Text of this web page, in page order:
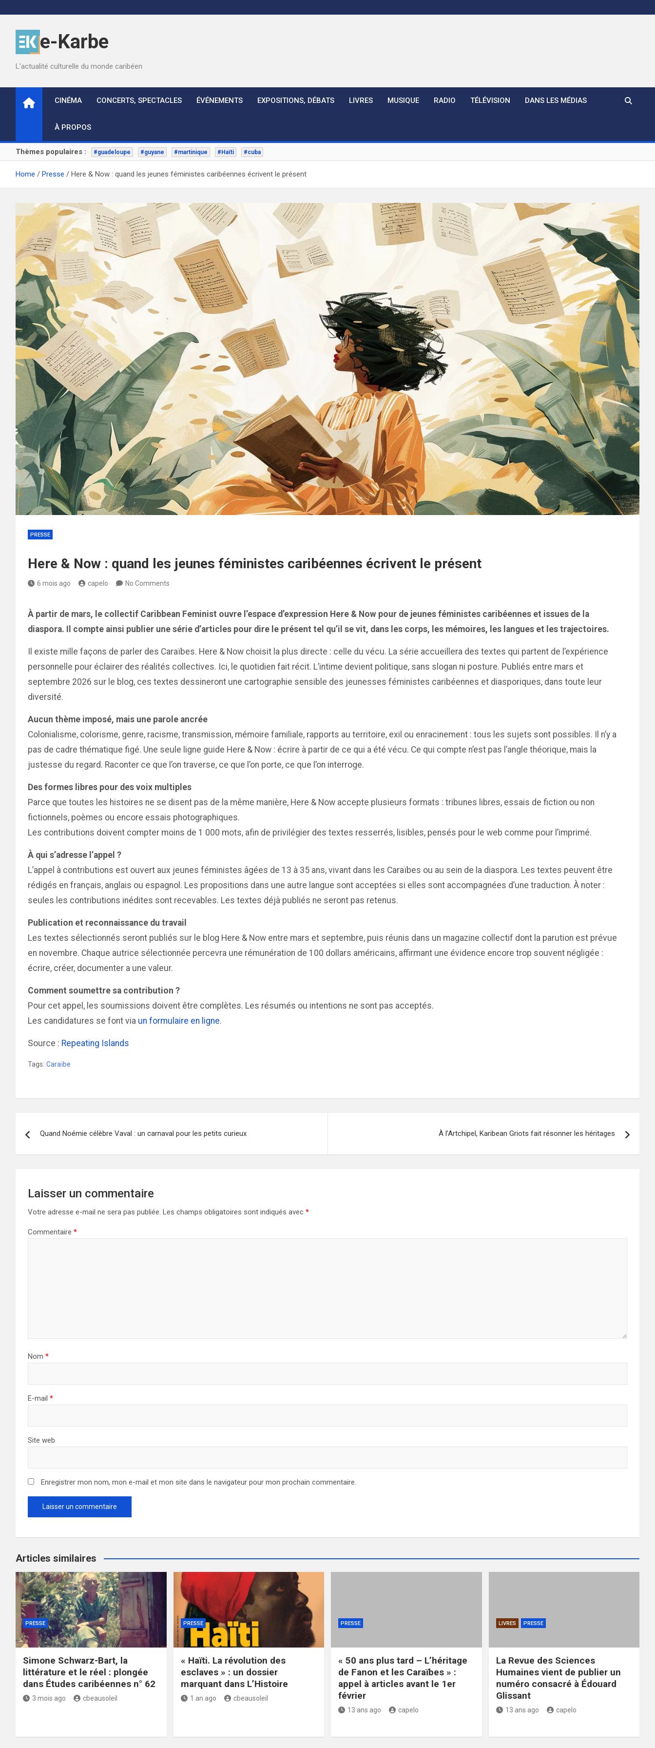
to
content
e-Karbe
L'actualité culturelle du monde caribéen
CINÉMA CONCERTS, SPECTACLES ÉVÉNEMENTS EXPOSITIONS, DÉBATS LIVRES MUSIQUE RADIO TÉLÉVISION DANS LES MÉDIAS
À PROPOS
Thèmes populaires : #guadeloupe #guyane #martinique #Haïti #cuba
Home Presse Here & Now : quand les jeunes féministes caribéennes écrivent le présent
PRESSE
Here & Now : quand les jeunes féministes caribéennes écrivent le présent
6 mois ago capelo No Comments
À partir de mars, le collectif Caribbean Feminist ouvre l’espace d’expression Here & Now pour de jeunes féministes caribéennes et issues de la
diaspora. Il compte ainsi publier une série d’articles pour dire le présent tel qu’il se vit, dans les corps, les mémoires, les langues et les trajectoires.
Il existe mille façons de parler des Caraïbes. Here & Now choisit la plus directe : celle du vécu. La série accueillera des textes qui partent de l’expérience
personnelle pour éclairer des réalités collectives. Ici, le quotidien fait récit. L’intime devient politique, sans slogan ni posture. Publiés entre mars et
septembre 2026 sur le blog, ces textes dessineront une cartographie sensible des jeunesses féministes caribéennes et diasporiques, dans toute leur
diversité.
Aucun thème imposé, mais une parole ancrée
Colonialisme, colorisme, genre, racisme, transmission, mémoire familiale, rapports au territoire, exil ou enracinement : tous les sujets sont possibles. Il n’y a
pas de cadre thématique figé. Une seule ligne guide Here & Now : écrire à partir de ce qui a été vécu. Ce qui compte n’est pas l’angle théorique, mais la
justesse du regard. Raconter ce que l’on traverse, ce que l’on porte, ce que l’on interroge.
Des formes libres pour des voix multiples
Parce que toutes les histoires ne se disent pas de la même manière, Here & Now accepte plusieurs formats : tribunes libres, essais de fiction ou non
fictionnels, poèmes ou encore essais photographiques.
Les contributions doivent compter moins de 1 000 mots, afin de privilégier des textes resserrés, lisibles, pensés pour le web comme pour l’imprimé.
À qui s’adresse l’appel ?
L’appel à contributions est ouvert aux jeunes féministes âgées de 13 à 35 ans, vivant dans les Caraïbes ou au sein de la diaspora. Les textes peuvent être
rédigés en français, anglais ou espagnol. Les propositions dans une autre langue sont acceptées si elles sont accompagnées d’une traduction. À noter :
seules les contributions inédites sont recevables. Les textes déjà publiés ne seront pas retenus.
Publication et reconnaissance du travail
Les textes sélectionnés seront publiés sur le blog Here & Now entre mars et septembre, puis réunis dans un magazine collectif dont la parution est prévue
en novembre. Chaque autrice sélectionnée percevra une rémunération de 100 dollars américains, affirmant une évidence encore trop souvent négligée :
écrire, créer, documenter a une valeur.
Comment soumettre sa contribution ?
Pour cet appel, les soumissions doivent être complètes. Les résumés ou intentions ne sont pas acceptés.
Les candidatures se font via un formulaire en ligne.
Source : Repeating Islands
Tags: Caraïbe
de
Quand Noémie célèbre Vaval : un carnaval pour les petits curieux À l’Artchipel, Karibean Griots fait résonner les héritages
Laisser un commentaire
Votre adresse e-mail ne sera pas publiée. Les champs obligatoires sont indiqués avec *
Commentaire *
Nom *
E-mail *
Site web
Enregistrer mon nom, mon e-mail et mon site dans le navigateur pour mon prochain commentaire.
Articles similaires
PRESSE
Simone Schwarz-Bart, la
littérature et le réel : plongée
dans Études caribéennes n° 62
3 mois ago cbeausoleil
PRESSE
« Haïti. La révolution des
esclaves » : un dossier
marquant dans L’Histoire
1 an ago cbeausoleil
PRESSE
« 50 ans plus tard – L’héritage
de Fanon et les Caraïbes » :
appel à articles avant le 1er
février
13 ans ago capelo
LIVRES PRESSE
La Revue des Sciences
Humaines vient de publier un
numéro consacré à Édouard
Glissant
13 ans ago capelo